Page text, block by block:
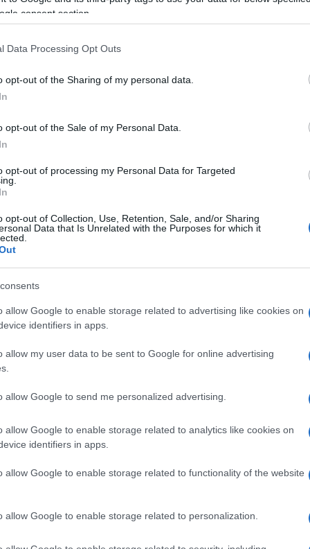
consent section.
Data Processing Opt Outs
opt-out of the Sharing of my personal data.
opt-out of the Sale of my Personal Data.
opt-out of processing my Personal Data for Targeted
opt-out of Collection, Use, Retention, Sale, and/or Sharing
Data that Is Unrelated with the Purposes for which it
allow Google to enable storage related to advertising like cookies on
identifiers in apps.
allow my user data to be sent to Google for online advertising
allow Google to send me personalized advertising.
allow Google to enable storage related to analytics like cookies on
identifiers in apps.
allow Google to enable storage related to functionality of the website
allow Google to enable storage related to personalization.
Πόντο.Αποτέλεσμα είναι τα πλούσια σε
τα γνωστά παρχάρια.
τα ζώα και τις αποσκευές τους στα
Αυτή ήταν μια πολύ δύσκολη
δουλειά από όλα τα μέλη της
συνηθιζόταν σε πολλές περιοχές του
τα ζώα ήταν άφθονη, ενώ στις χαμηλότερες
αποξέραιναν την υπάρχουσα βλάστηση.
σε άμον μήλον» (ο Ιούνιος φέρνει
λέει το ποντιακό δίστιχο.
τα ζώα από το χωριό, δινόταν
κυρίως, να ασχοληθούν με τις
είχε το δικό του παρχάρι.
τα κεράσια τα καλά,
ραχιά, σ’ ολουνούς τρανόν χαράν.
τ’ ευλογίας τα πολλά,
χαρεμέν’ κι η ζωή παντού γελά.